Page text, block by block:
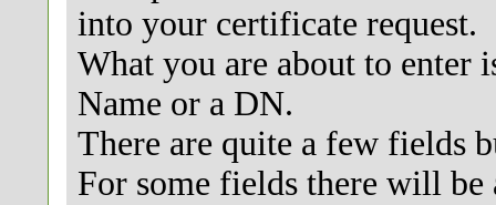
into your certificate request.
What you are about to enter
Name or a DN.
There are quite a few fields
For some fields there will be